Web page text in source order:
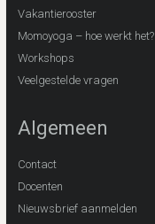
Vakantierooster
Momoyoga – hoe werkt het?
Workshops
Veelgestelde vragen
Algemeen
Contact
Docenten
Nieuwsbrief aanmelden